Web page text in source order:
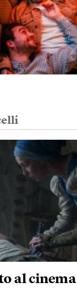
al cinema